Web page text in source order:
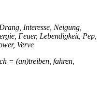
Interesse, Neigung,
Feuer, Lebendigkeit, Pep,
Verve
= (an)treiben, fahren,